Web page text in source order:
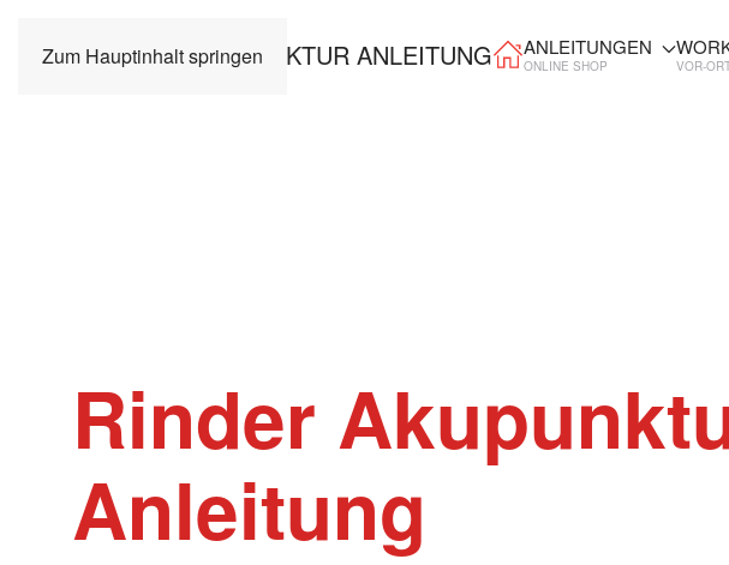
Zum Hauptinhalt springen ANLEITUNGEN
ONLINE SHOP VOR-
Rinder
Anleitung